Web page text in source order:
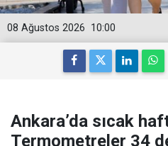
10:00
08 Ağustos 2026
Ankara’da sıcak
Termometreler 34